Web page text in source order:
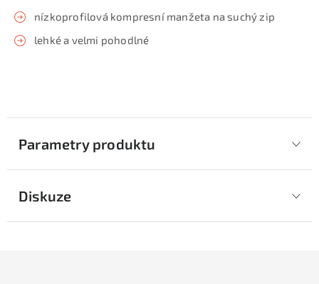
nízkoprofilová kompresní manžeta na suchý zip
lehké a velmi pohodlné
Parametry produktu
Diskuze